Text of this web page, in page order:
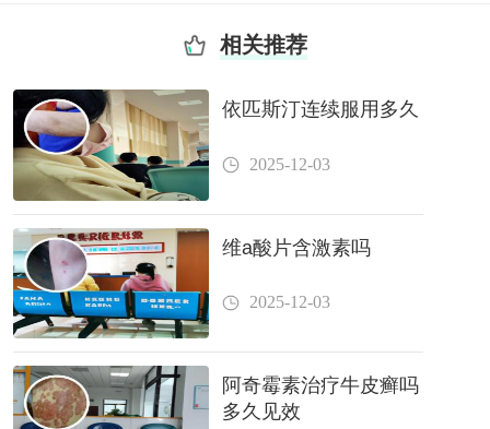
相关推荐
依匹斯汀连续服用多久
2025-12-03
维a酸片含激素吗
2025-12-03
阿奇霉素治疗牛皮癣吗
多久见效